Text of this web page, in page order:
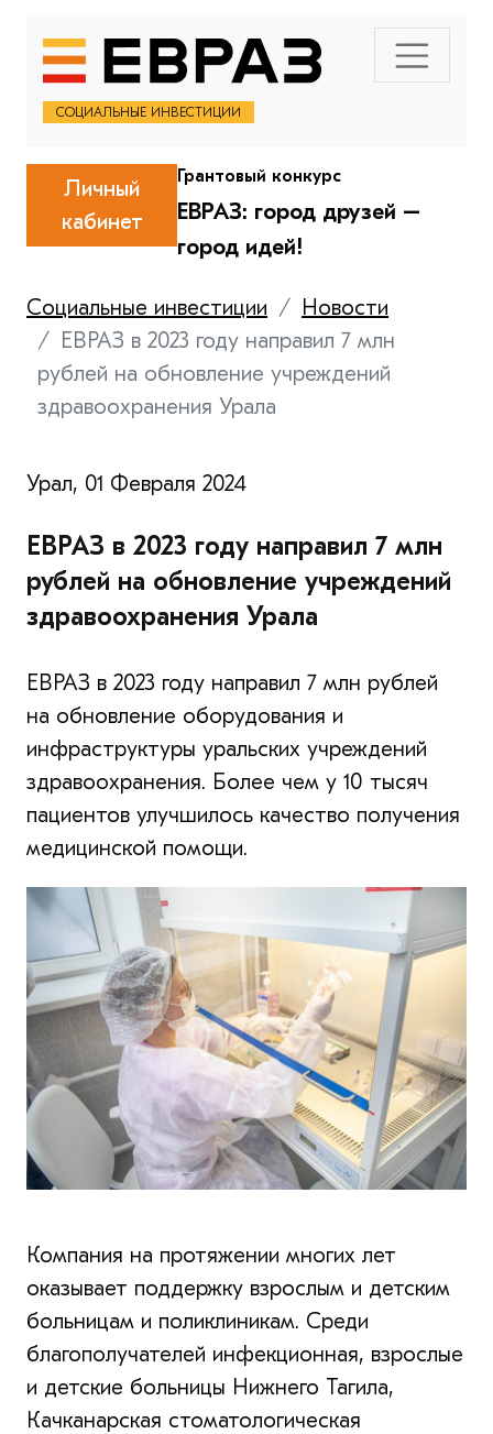
СОЦИАЛЬНЫЕ ИНВЕСТИЦИИ
Личный
кабинет
Грантовый конкурс
ЕВРАЗ: город друзей –
город идей!
Социальные инвестиции
Новости
ЕВРАЗ в 2023 году направил 7 млн
рублей на обновление учреждений
здравоохранения Урала
Урал, 01 Февраля 2024
ЕВРАЗ в 2023 году направил 7 млн
рублей на обновление учреждений
здравоохранения Урала
ЕВРАЗ в 2023 году направил 7 млн рублей
на обновление оборудования и
инфраструктуры уральских учреждений
здравоохранения. Более чем у 10 тысяч
пациентов улучшилось качество получения
медицинской помощи.
Компания на протяжении многих лет
оказывает поддержку взрослым и детским
больницам и поликлиникам. Среди
благополучателей инфекционная, взрослые
и детские больницы Нижнего Тагила,
Качканарская стоматологическая